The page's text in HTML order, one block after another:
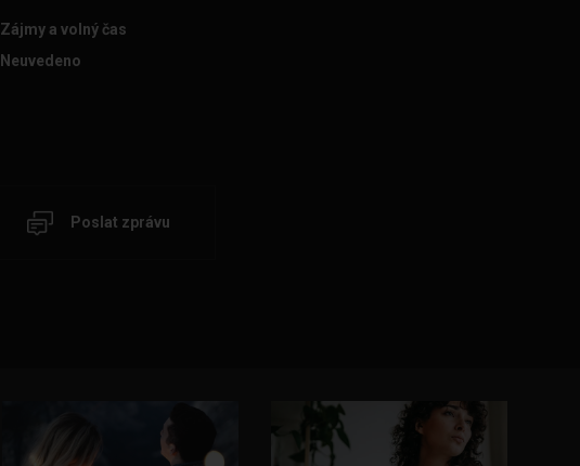
Zájmy a volný čas
Neuvedeno
Poslat zprávu